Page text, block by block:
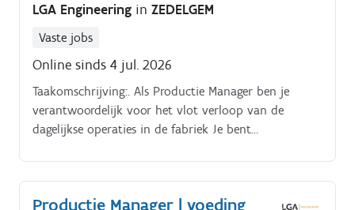
LGA Engineering in ZEDELGEM
Vaste jobs
Online sinds 4 jul. 2026
Taakomschrijving:. Als Productie Manager ben je
verantwoordelijk voor het vlot verloop van de
dagelijkse operaties in de fabriek Je bent
Productie Manager | voeding